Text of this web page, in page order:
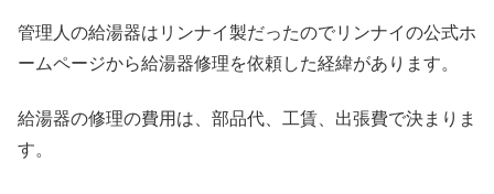
管理人の給湯器はリンナイ製だったのでリンナイの公式ホ
ームページから給湯器修理を依頼した経緯があります。
給湯器の修理の費用は、部品代、工賃、出張費で決まりま
す。